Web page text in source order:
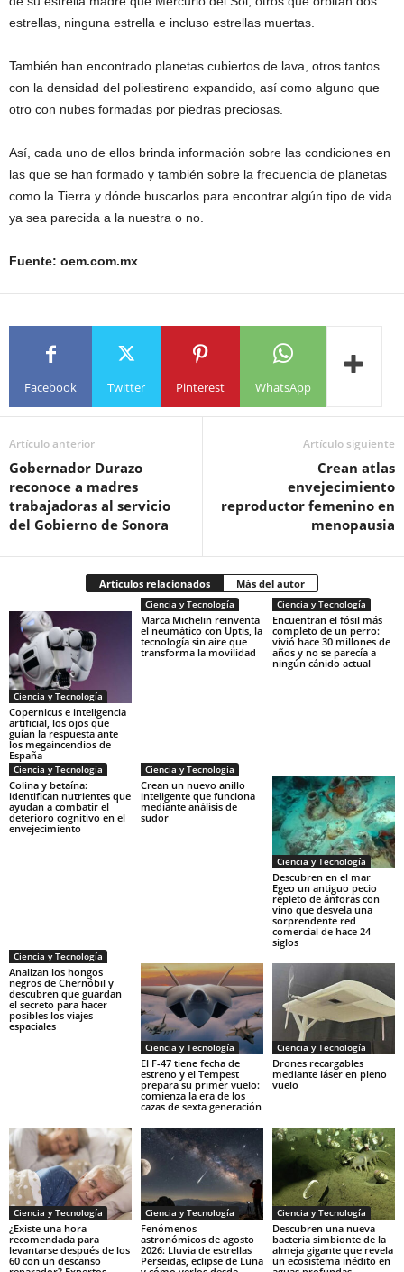
estrellas, ninguna estrella e incluso estrellas muertas.
También han encontrado planetas cubiertos de lava, otros tantos
con la densidad del poliestireno expandido, así como alguno que
otro con nubes formadas por piedras preciosas.
Así, cada uno de ellos brinda información sobre las condiciones en
las que se han formado y también sobre la frecuencia de planetas
como la Tierra y dónde buscarlos para encontrar algún tipo de vida
ya sea parecida a la nuestra o no.
Fuente: oem.com.mx
Facebook Twitter Pinterest WhatsApp
Artículo anterior
Gobernador Durazo
reconoce a madres
trabajadoras al servicio
del Gobierno de Sonora
Artículo siguiente
Crean atlas
envejecimiento
reproductor femenino en
menopausia
Artículos relacionados Más del autor
Ciencia y Tecnología
Copernicus e inteligencia
artificial, los ojos que
guían la respuesta ante
los megaincendios de
España
Ciencia y Tecnología
Marca Michelin reinventa
el neumático con Uptis, la
tecnología sin aire que
transforma la movilidad
Ciencia y Tecnología
Encuentran el fósil más
completo de un perro:
vivió hace 30 millones de
años y no se parecía a
ningún cánido actual
Ciencia y Tecnología
Colina y betaína:
identifican nutrientes que
ayudan a combatir el
deterioro cognitivo en el
envejecimiento
Ciencia y Tecnología
Crean un nuevo anillo
inteligente que funciona
mediante análisis de
sudor
Ciencia y Tecnología
Descubren en el mar
Egeo un antiguo pecio
repleto de ánforas con
vino que desvela una
sorprendente red
comercial de hace 24
siglos
Ciencia y Tecnología
Analizan los hongos
negros de Chernóbil y
descubren que guardan
el secreto para hacer
posibles los viajes
espaciales
Ciencia y Tecnología
El F-47 tiene fecha de
estreno y el Tempest
prepara su primer vuelo:
comienza la era de los
cazas de sexta generación
Ciencia y Tecnología
Drones recargables
mediante láser en pleno
vuelo
Ciencia y Tecnología
¿Existe una hora
recomendada para
levantarse después de los
60 con un descanso
Ciencia y Tecnología
Fenómenos
astronómicos de agosto
2026: Lluvia de estrellas
Perseidas, eclipse de Luna
Ciencia y Tecnología
Descubren una nueva
bacteria simbionte de la
almeja gigante que revela
un ecosistema inédito en